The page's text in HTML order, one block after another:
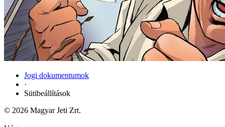
Jogi dokumentumok
·
Sütibeállítások
© 2026 Magyar Jeti Zrt.